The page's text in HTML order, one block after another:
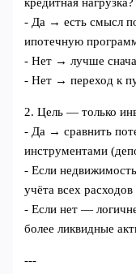
кредитная нагрузка?
- Да → есть смысл
ипотечную
- Нет → лучше
- Нет → переход к
2. Цель — только
- Да → сравнить
инструментами
- Если
учёта всех
- Если нет —
более ликвидные
---